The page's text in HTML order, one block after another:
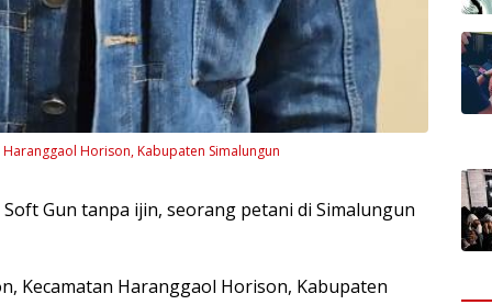
Haranggaol Horison, Kabupaten Simalungun
Gun tanpa ijin, seorang petani di Simalungun
Kecamatan Haranggaol Horison, Kabupaten